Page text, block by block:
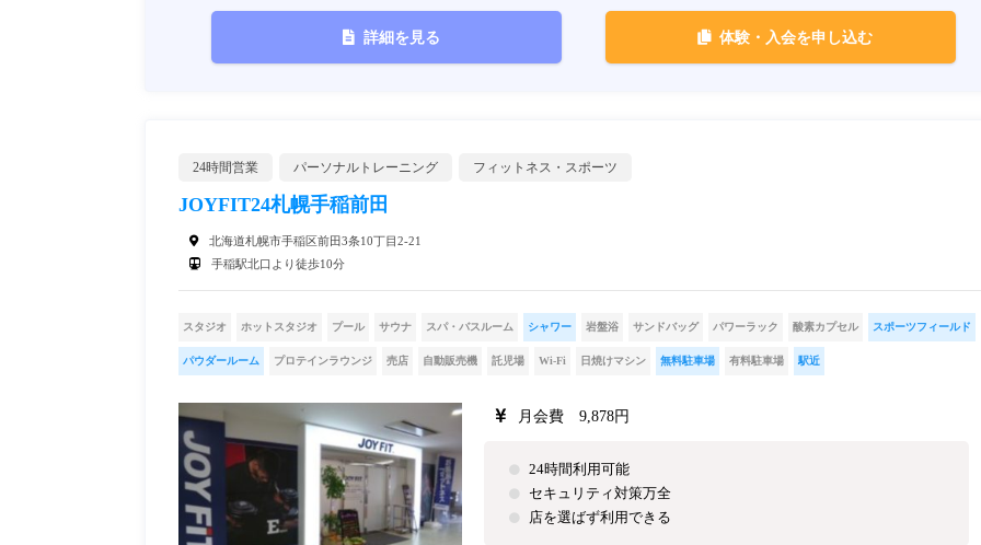
詳細を見る 体験・入会を申し込む
24時間営業 パーソナルトレーニング フィットネス・スポーツ
JOYFIT24札幌手稲前田
北海道札幌市手稲区前田3条10丁目2-21
手稲駅北口より徒歩10分
スタジオ ホットスタジオ プール サウナ スパ・バスルーム シャワー 岩盤浴 サンドバッグ パワーラック 酸素カプセル スポーツフィールド
パウダールーム プロテインラウンジ 売店 自動販売機 託児場 Wi-Fi 日焼けマシン 無料駐車場 有料駐車場 駅近
月会費 9,878円
24時間利用可能
セキュリティ対策万全
店を選ばず利用できる